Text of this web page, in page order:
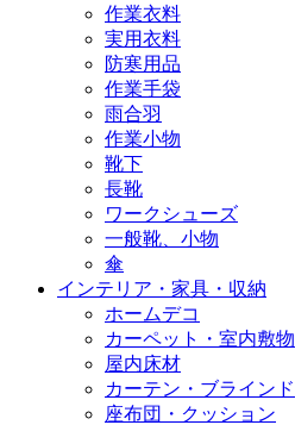
作業衣料
実用衣料
防寒用品
作業手袋
雨合羽
作業小物
靴下
長靴
ワークシューズ
一般靴、小物
傘
インテリア・家具・収納
ホームデコ
カーペット・室内敷物
屋内床材
カーテン・ブラインド
座布団・クッション